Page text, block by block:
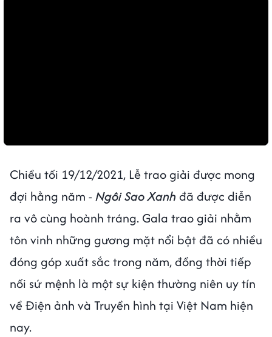
Chiều tối 19/12/2021, Lễ trao giải được mong
đợi hằng năm - Ngôi Sao Xanh đã được diễn
ra vô cùng hoành tráng. Gala trao giải nhằm
tôn vinh những gương mặt nổi bật đã có nhiều
đóng góp xuất sắc trong năm, đồng thời tiếp
nối sứ mệnh là một sự kiện thường niên uy tín
về Điện ảnh và Truyền hình tại Việt Nam hiện
nay.